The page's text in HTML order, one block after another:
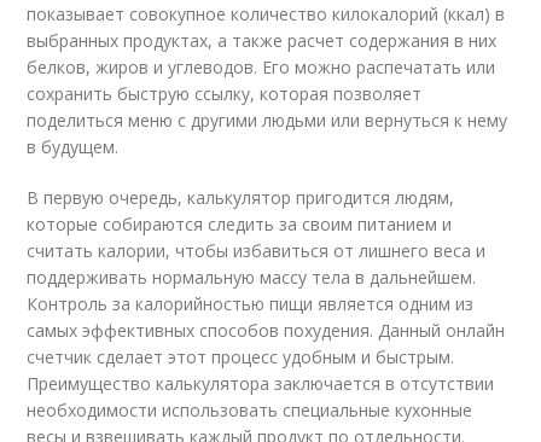
показывает совокупное количество килокалорий (ккал) в
выбранных продуктах, а также расчет содержания в них
белков, жиров и углеводов. Его можно распечатать или
сохранить быструю ссылку, которая позволяет
поделиться меню с другими людьми или вернуться к нему
в будущем.
В первую очередь, калькулятор пригодится людям,
которые собираются следить за своим питанием и
считать калории, чтобы избавиться от лишнего веса и
поддерживать нормальную массу тела в дальнейшем.
Контроль за калорийностью пищи является одним из
самых эффективных способов похудения. Данный онлайн
счетчик сделает этот процесс удобным и быстрым.
Преимущество калькулятора заключается в отсутствии
необходимости использовать специальные кухонные
весы и взвешивать каждый продукт по отдельности.